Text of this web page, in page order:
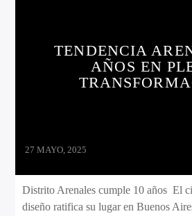
LO QUE TENES QUE SABER HOY
TENDENCIA
AÑOS EN
27 MAYO, 2025
Distrito Arenales cumple 10 años El
diseño ratifica su lugar en Buenos